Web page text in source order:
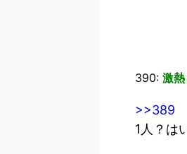
390: 激
>>389
1人？は